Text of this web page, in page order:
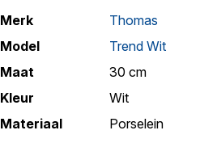
Merk
Thomas
Model
Trend Wit
Maat
30 cm
Kleur
Wit
Materiaal
Porselein